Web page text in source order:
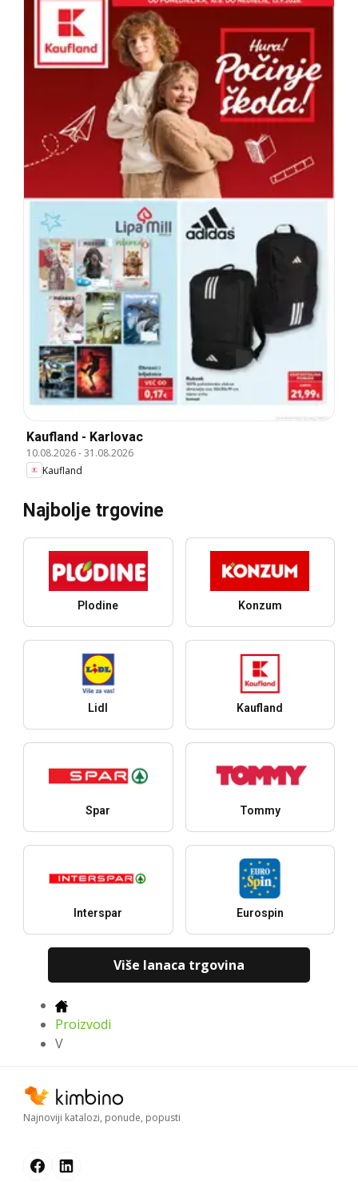
Kaufland - Karlovac
10.08.2026-31.08.2026
Kaufland
Najbolje trgovine
Plodine Konzum
Lidl Kaufland
Spar Tommy
Interspar Eurospin
Više lanaca trgovina
Proizvodi
V
Najnoviji katalozi, ponude, popusti